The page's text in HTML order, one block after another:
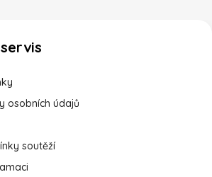
osobních údajů
soutěží